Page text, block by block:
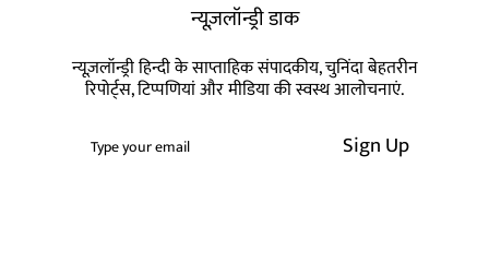
न्यूज़लॉन्ड्री डाक
न्यूज़लॉन्ड्री हिन्दी के साप्ताहिक संपादकीय, चुनिंदा बेहतरीन
रिपोर्ट्स, टिप्पणियां और मीडिया की स्वस्थ आलोचनाएं.
Sign Up